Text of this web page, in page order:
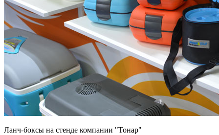
Ланч-боксы на стенде компании "Тонар"